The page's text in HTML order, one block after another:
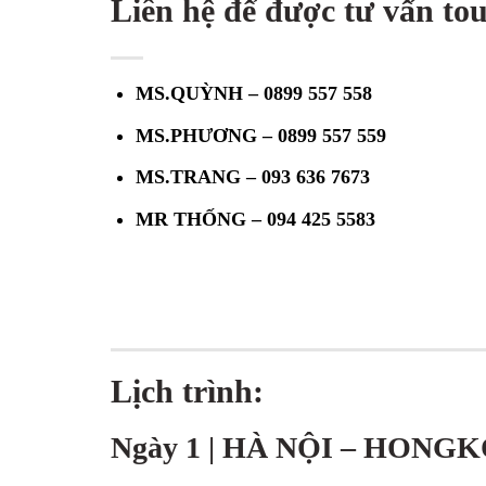
Liên hệ để được tư vấn
MS.QUỲNH – 0899 557 558
MS.PHƯƠNG – 0899 557 559
MS.TRANG – 093 636 7673
MR THỐNG – 094 425 5583
Lịch trình:
Ngày 1 | HÀ NỘI –